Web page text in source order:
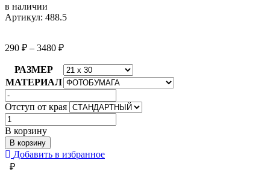
в наличии
Артикул: 488.5
290 ₽ – 3480 ₽
РАЗМЕР
МАТЕРИАЛ
Отступ от края
Количество
товара
ЛАПША
С
ПАЛОЧКАМИ
В корзину
В корзину
Добавить в избранное
₽